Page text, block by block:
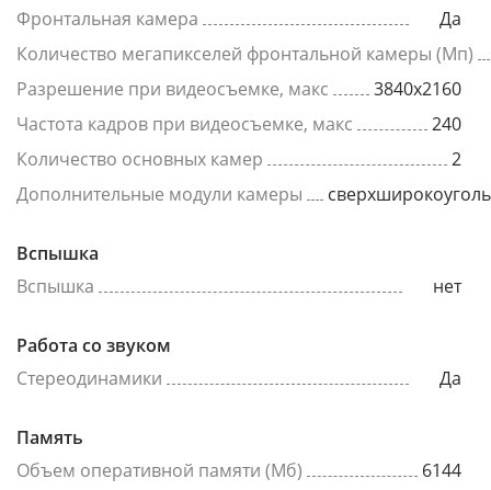
Фронтальная камера
Да
Количество мегапикселей фронтальной камеры (Мп)
Разрешение при видеосъемке, макс
3840x2160
Частота кадров при видеосъемке, макс
240
Количество основных камер
2
Дополнительные модули камеры
Вспышка
Вспышка
нет
Работа со звуком
Стереодинамики
Да
Память
Объем оперативной памяти (Мб)
6144